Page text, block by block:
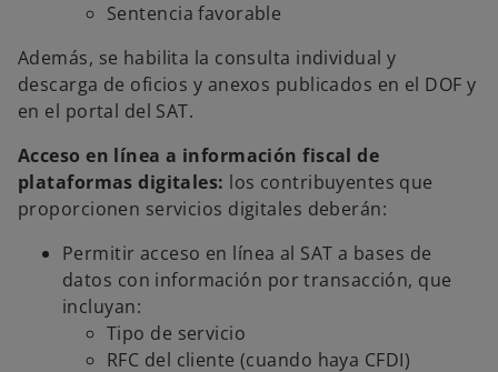
Sentencia favorable
Además, se habilita la consulta individual y
descarga de oficios y anexos publicados en el DOF y
en el portal del SAT.
Acceso en línea a información fiscal de
plataformas digitales: los contribuyentes que
proporcionen servicios digitales deberán:
Permitir acceso en línea al SAT a bases de
datos con información por transacción, que
incluyan:
Tipo de servicio
RFC del cliente (cuando haya CFDI)